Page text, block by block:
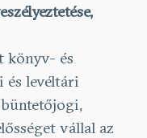
könyv- és
és levéltári
vállal az